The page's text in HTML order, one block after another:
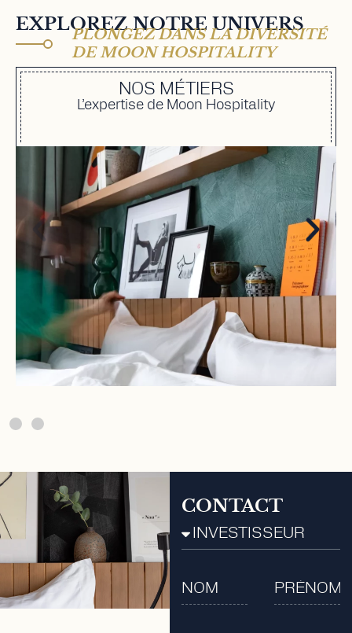
EXPLOREZ NOTRE UNIVERS
PLONGEZ DANS LA DIVERSITÉ
DE MOON HOSPITALITY
NOS MÉTIERS
L’expertise de Moon Hospitality
CONTACT